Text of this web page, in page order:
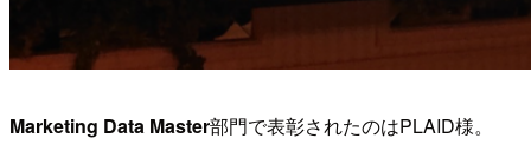
Marketing Data Master部門で表彰されたのはPLAID様。